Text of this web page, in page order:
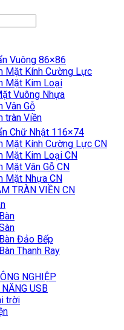
Vuông 86×86
Mặt Kính Cường Lực
Mặt Kim Loại
Vuông Nhựa
Vân Gỗ
tràn Viền
Chữ Nhật 116×74
Mặt Kính Cường Lực CN
Mặt Kim Loại CN
Mặt Vân Gỗ CN
Mặt Nhựa CN
TRÀN VIỀN CN
Đảo Bếp
Thanh Ray
NGHIỆP
USB
trời